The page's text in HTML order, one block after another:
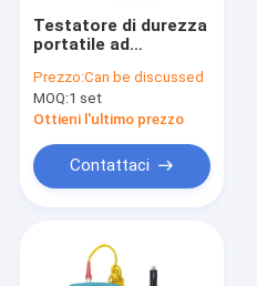
Testatori di spruzzo di sale
Macchine per l'analisi
Testatore di durezza
portatile ad
integra metodi
dinamici e statici
Prezzo:Can be discussed
MOQ:1 set
Ottieni l'ultimo prezzo
Contattaci